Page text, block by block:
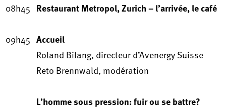
08h45 Restaurant Metropol, Zurich – l’arrivée, le café
09h45 Accueil
Roland Bilang, directeur d’Avenergy Suisse
Reto Brennwald, modération
L’homme sous pression: fuir ou se battre?